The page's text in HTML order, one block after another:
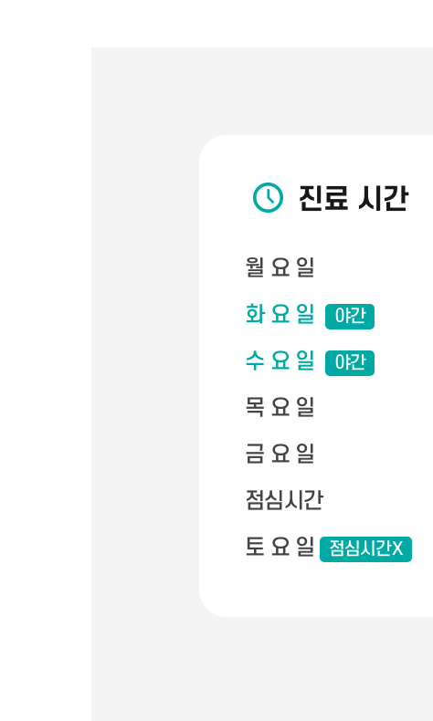
진료 시간
월 요 일
화 요 일
야간
수 요 일
야간
목 요 일
금 요 일
점심시간
토 요 일
점심시간X